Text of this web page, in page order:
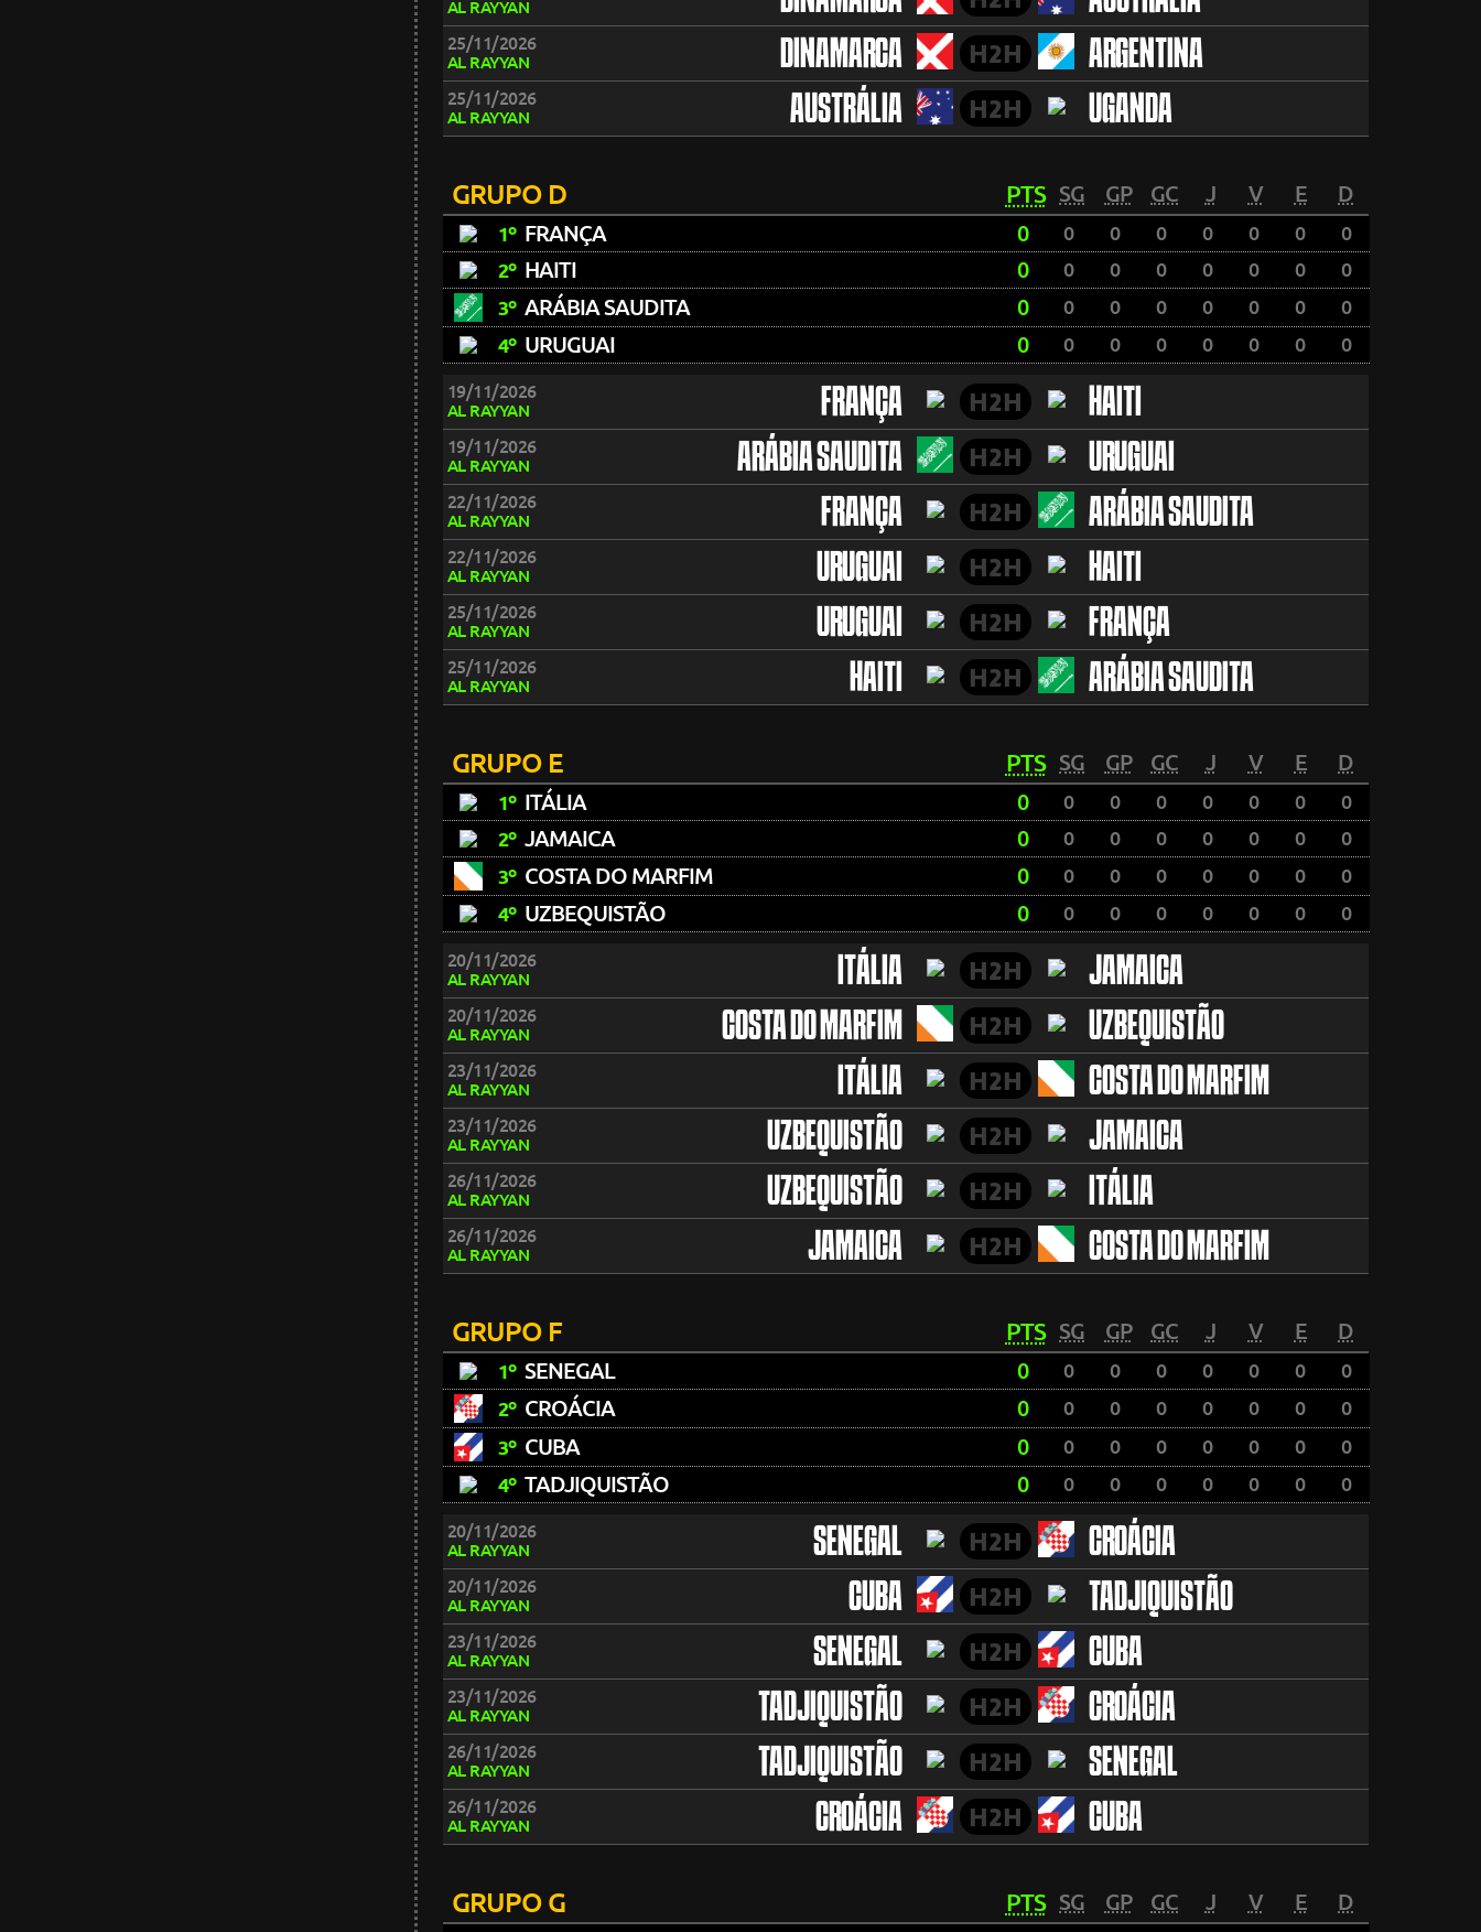
AL RAYYAN
25/11/2026
AL RAYYAN DINAMARCA H2H ARGENTINA
25/11/2026
AL RAYYAN AUSTRÁLIA H2H UGANDA
GRUPO D PTS SG GP GC J V E D
1º FRANÇA 0 0 0 0 0 0 0
0
2º HAITI 0 0 0 0 0 0 0
0
3º ARÁBIA SAUDITA 0 0 0 0 0 0 0
0
4º URUGUAI 0 0 0 0 0 0 0 0
19/11/2026
AL RAYYAN FRANÇA H2H HAITI
19/11/2026
AL RAYYAN ARÁBIA SAUDITA H2H URUGUAI
22/11/2026
AL RAYYAN FRANÇA H2H ARÁBIA SAUDITA
22/11/2026
AL RAYYAN URUGUAI H2H HAITI
25/11/2026
AL RAYYAN URUGUAI H2H FRANÇA
25/11/2026
AL RAYYAN HAITI H2H ARÁBIA SAUDITA
GRUPO E PTS SG GP GC J V E D
1º ITÁLIA 0 0 0 0 0 0 0
0
2º JAMAICA 0 0 0 0 0 0 0
0
3º COSTA DO MARFIM 0 0 0 0 0 0 0
0
4º UZBEQUISTÃO 0 0 0 0 0 0 0 0
20/11/2026
AL RAYYAN ITÁLIA H2H JAMAICA
20/11/2026
AL RAYYAN COSTA DO MARFIM H2H UZBEQUISTÃO
23/11/2026
AL RAYYAN ITÁLIA H2H COSTA DO MARFIM
23/11/2026
AL RAYYAN UZBEQUISTÃO H2H JAMAICA
26/11/2026
AL RAYYAN UZBEQUISTÃO H2H ITÁLIA
26/11/2026
AL RAYYAN JAMAICA H2H COSTA DO MARFIM
GRUPO F PTS SG GP GC J V E D
1º SENEGAL 0 0 0 0 0 0 0
0
2º CROÁCIA 0 0 0 0 0 0 0
0
3º CUBA 0 0 0 0 0 0 0
0
4º TADJIQUISTÃO 0 0 0 0 0 0 0 0
20/11/2026
AL RAYYAN SENEGAL H2H CROÁCIA
20/11/2026
AL RAYYAN CUBA H2H TADJIQUISTÃO
23/11/2026
AL RAYYAN SENEGAL H2H CUBA
23/11/2026
AL RAYYAN TADJIQUISTÃO H2H CROÁCIA
26/11/2026
AL RAYYAN TADJIQUISTÃO H2H SENEGAL
26/11/2026
AL RAYYAN CROÁCIA H2H CUBA
GRUPO G PTS SG GP GC J V E D